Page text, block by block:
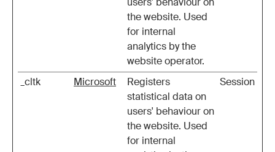
the website. Used
for internal
analytics by the
website operator.
_cltk
Microsoft
Registers
statistical data on
users' behaviour on
the website. Used
for internal
Session